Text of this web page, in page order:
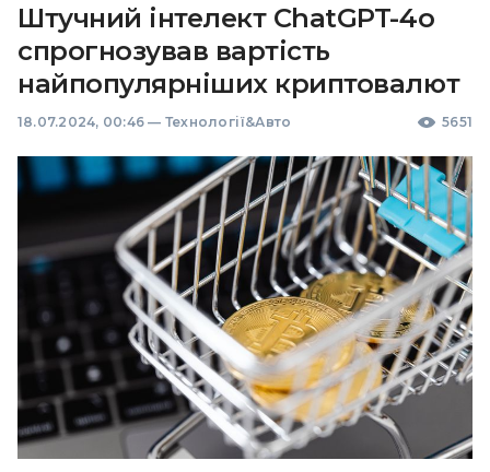
Штучний інтелект ChatGPT-4o
спрогнозував вартість
найпопулярніших криптовалют
18.07.2024, 00:46 — Технології&Авто 5651